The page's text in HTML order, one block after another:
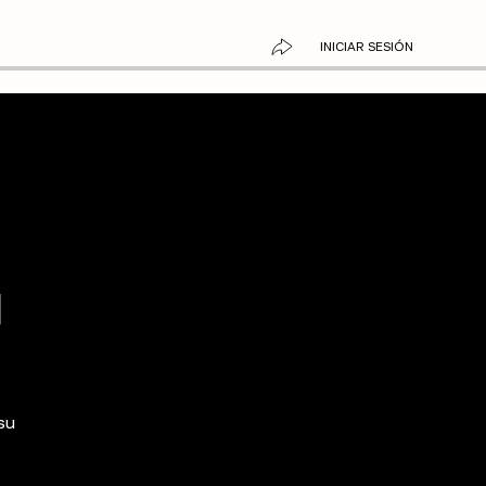
INICIAR SESIÓN